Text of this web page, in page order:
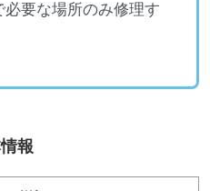
要な場所のみ修理す
報